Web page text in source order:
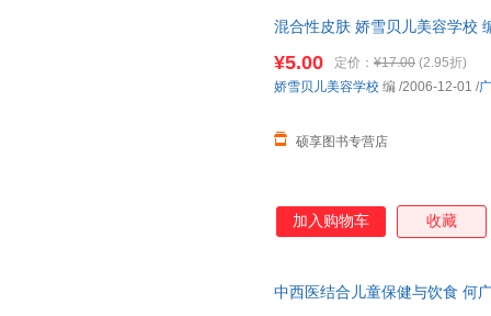
混合性皮肤 娇雪贝儿美容学校
¥5.00 定价： ¥17.00 (2.95折)
硕享图书专营店
娇雪贝儿美容学校 编 /2006-12-01 /
加入购物车 收藏
中西医结合儿童保健与饮食 何